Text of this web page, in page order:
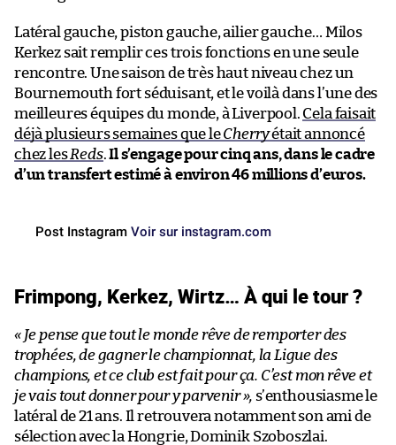
Latéral gauche, piston gauche, ailier gauche… Milos
Kerkez sait remplir ces trois fonctions en une seule
rencontre. Une saison de très haut niveau chez un
Bournemouth fort séduisant, et le voilà dans l’une des
meilleures équipes du monde, à Liverpool. Cela faisait
déjà plusieurs semaines que leCherryétait annoncé
chez lesReds.Il s’engage pour cinq ans, dans le cadre
d’un transfert estimé à environ 46 millions d’euros.
Post Instagram Voir sur instagram.com
Frimpong, Kerkez, Wirtz… À qui le tour ?
« Je pense que tout le monde rêve de remporter des
trophées, de gagner le championnat, la Ligue des
champions, et ce club est fait pour ça. C’est mon rêve et
je vais tout donner pour y parvenir », s’enthousiasme le
latéral de 21 ans. Il retrouvera notamment son ami de
sélection avec la Hongrie, Dominik Szoboszlai.